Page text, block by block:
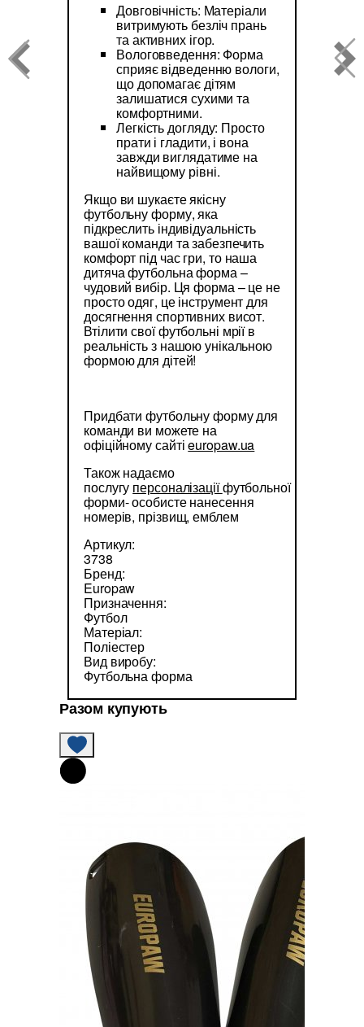
Довговічність: Матеріали
витримують безліч прань
та активних ігор.
Вологовведення: Форма
сприяє відведенню вологи,
що допомагає дітям
залишатися сухими та
комфортними.
Легкість догляду: Просто
прати і гладити, і вона
завжди виглядатиме на
найвищому рівні.
Якщо ви шукаєте якісну
футбольну форму, яка
підкреслить індивідуальність
вашої команди та забезпечить
комфорт під час гри, то наша
дитяча футбольна форма –
чудовий вибір. Ця форма – це не
просто одяг, це інструмент для
досягнення спортивних висот.
Втілити свої футбольні мрії в
реальність з нашою унікальною
формою для дітей!
Придбати футбольну форму для
команди ви можете на
офіційному сайтіeuropaw.ua
Також надаємо
послугу персоналізаціїфутбольної
форми- особисте нанесення
номерів, прізвищ, емблем
Артикул:
3738
Бренд:
Europaw
Призначення:
Футбол
Матеріал:
Поліестер
Вид виробу:
Футбольна форма
Разом купують